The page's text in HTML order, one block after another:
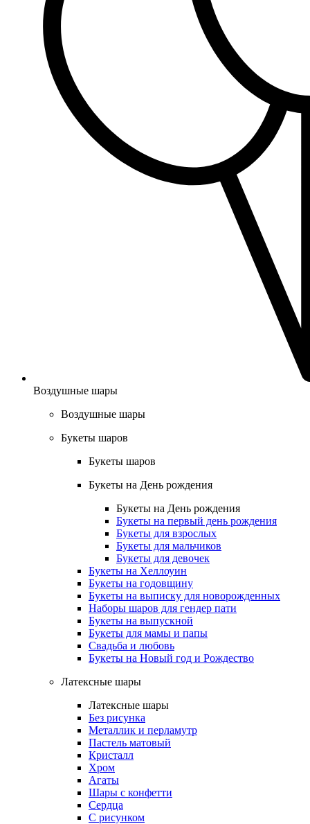
Воздушные шары
Воздушные шары
Букеты шаров
Букеты шаров
Букеты на День рождения
Букеты на День рождения
Букеты на первый день рождения
Букеты для взрослых
Букеты для мальчиков
Букеты для девочек
Букеты на Хеллоуин
Букеты на годовщину
Букеты на выписку для новорожденных
Наборы шаров для гендер пати
Букеты на выпускной
Букеты для мамы и папы
Свадьба и любовь
Букеты на Новый год и Рождество
Латексные шары
Латексные шары
Без рисунка
Металлик и перламутр
Пастель матовый
Кристалл
Хром
Агаты
Шары с конфетти
Сердца
С рисунком